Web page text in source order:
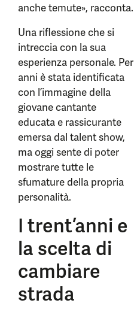
anche temute», racconta.
Una riflessione che si
intreccia con la sua
esperienza personale. Per
anni è stata identificata
con l’immagine della
giovane cantante
educata e rassicurante
emersa dal talent show,
ma oggi sente di poter
mostrare tutte le
sfumature della propria
personalità.
I trent’anni e
la scelta di
cambiare
strada